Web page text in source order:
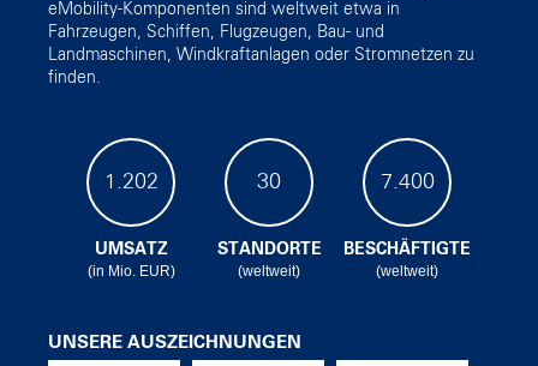
eMobility-Komponenten sind weltweit etwa in
Fahrzeugen, Schiffen, Flugzeugen, Bau- und
Landmaschinen, Windkraftanlagen oder Stromnetzen zu
finden.
1.202
UMSATZ
(in Mio. EUR)
30
STANDORTE
(weltweit)
7.400
BESCHÄFTIGTE
(weltweit)
UNSERE AUSZEICHNUNGEN